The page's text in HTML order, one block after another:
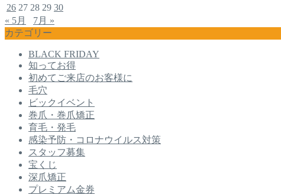
26 27 28 29 30
« 5月
7月 »
カテゴリー
BLACK FRIDAY
知ってお得
初めてご来店のお客様に
毛穴
ビックイベント
巻爪・巻爪矯正
育毛・発毛
感染予防・コロナウイルス対策
スタッフ募集
宝くじ
深爪矯正
プレミアム金券